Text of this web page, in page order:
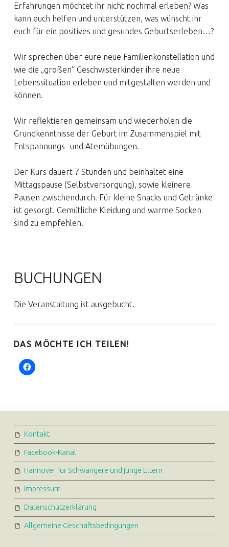
Erfahrungen möchtet ihr nicht nochmal erleben? Was
kann euch helfen und unterstützen, was wünscht ihr
euch für ein positives und gesundes Geburtserleben…?
Wir sprechen über eure neue Familienkonstellation und
wie die „großen“ Geschwisterkinder ihre neue
Lebenssituation erleben und mitgestalten werden und
können.
Wir reflektieren gemeinsam und wiederholen die
Grundkenntnisse der Geburt im Zusammenspiel mit
Entspannungs- und Atemübungen.
Der Kurs dauert 7 Stunden und beinhaltet eine
Mittagspause (Selbstversorgung), sowie kleinere
Pausen zwischendurch. Für kleine Snacks und Getränke
ist gesorgt. Gemütliche Kleidung und warme Socken
sind zu empfehlen.
BUCHUNGEN
Die Veranstaltung ist ausgebucht.
DAS MÖCHTE ICH TEILEN!
FOOTER SIDEBAR
Kontakt
Facebook-Kanal
Hannover für Schwangere und junge Eltern
Impressum
Datenschutzerklärung
Allgemeine Geschäftsbedingungen